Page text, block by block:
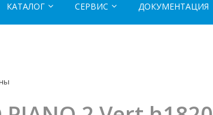
КАТАЛОГ СЕРВИС ДОКУМЕНТАЦИЯ